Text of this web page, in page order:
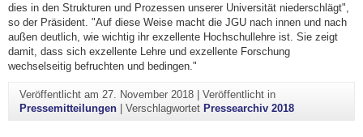
dies in den Strukturen und Prozessen unserer Universität niederschlägt",
so der Präsident. "Auf diese Weise macht die JGU nach innen und nach
außen deutlich, wie wichtig ihr exzellente Hochschullehre ist. Sie zeigt
damit, dass sich exzellente Lehre und exzellente Forschung
wechselseitig befruchten und bedingen."
Veröffentlicht am 27. November 2018| Veröffentlicht in
Pressemitteilungen| Verschlagwortet Pressearchiv 2018